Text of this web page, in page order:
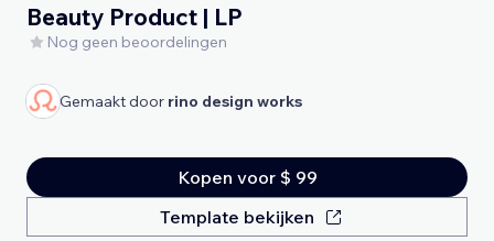
Beauty Product | LP
Nog geen beoordelingen
Gemaakt door rino design works
Kopen voor $ 99
Template bekijken